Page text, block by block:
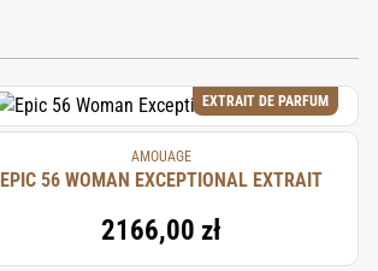
EXTRAIT DE PARFUM
AMOUAGE
EPIC 56 WOMAN EXCEPTIONAL EXTRAIT
2166,00 zł